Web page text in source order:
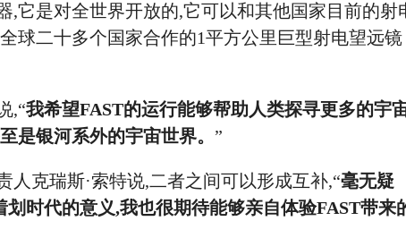
,它是对全世界开放的,它可以和其他国家目前的射
球二十多个国家合作的1平方公里巨型射电望远镜
,“我希望FAST的运行能够帮助人类探寻更多的宇
是银河系外的宇宙世界。 ”
克瑞斯·索特说,二者之间可以形成互补,“毫无疑
时代的意义,我也很期待能够亲自体验FAST带来